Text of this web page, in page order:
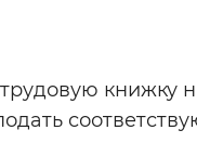
книжку